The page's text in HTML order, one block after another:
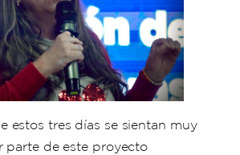
estos tres días se sientan muy
parte de este proyecto